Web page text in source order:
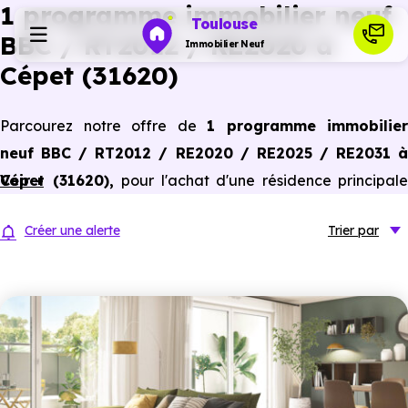
Toulouse
Immobilier Neuf
Investir
Ressources
Financer
1 programme immobilier neuf
BBC / RT2012 / RE2020 à
Cépet (31620)
Parcourez notre offre de 1 programme immobilier
neuf BBC / RT2012 / RE2020 / RE2025 / RE2031 à
Cépet (31620), pour l'achat d'une résidence principale
normes de performances énergétiques, pour un gain
Voir +
Créer une alerte Trier par